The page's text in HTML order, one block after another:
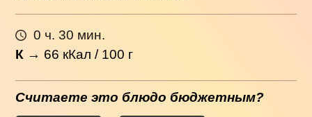
0 ч. 30 мин.
К → 66 кКал / 100 г
Считаете это блюдо бюджетным?